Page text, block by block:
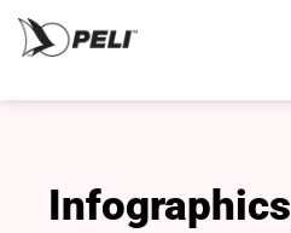
Infographics